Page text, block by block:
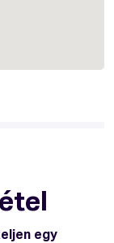
egy